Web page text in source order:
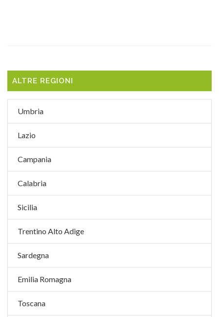
ALTRE REGIONI
Umbria
Lazio
Campania
Calabria
Sicilia
Trentino Alto Adige
Sardegna
Emilia Romagna
Toscana